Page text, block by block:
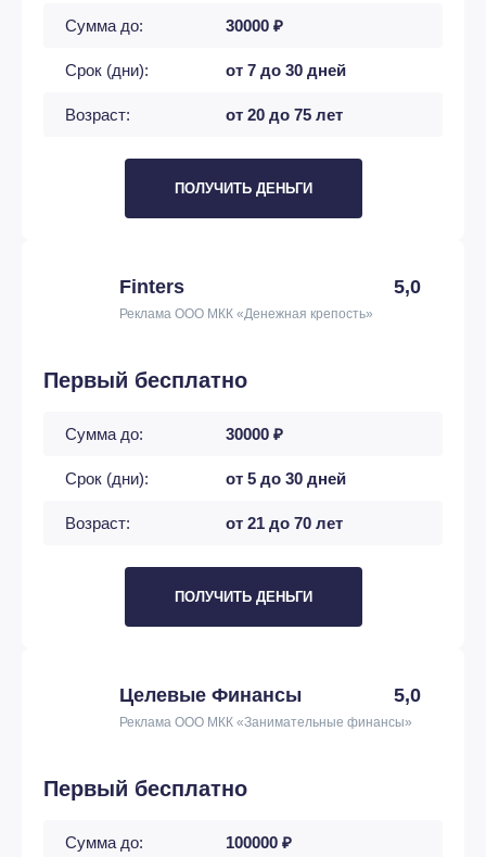
Сумма до: 30000 ₽
Срок (дни): от 7 до 30 дней
Возраст: от 20 до 75 лет
ПОЛУЧИТЬ ДЕНЬГИ
Finters 5,0
Реклама ООО МКК «Денежная крепость»
Первый бесплатно
Сумма до: 30000 ₽
Срок (дни): от 5 до 30 дней
Возраст: от 21 до 70 лет
ПОЛУЧИТЬ ДЕНЬГИ
Целевые Финансы 5,0
Реклама ООО МКК «Занимательные финансы»
Первый бесплатно
Сумма до: 100000 ₽